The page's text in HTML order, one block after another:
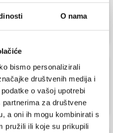
O nama
bismo personalizirali
društvenih medija i
o vašoj upotrebi
za društvene
a oni ih mogu kombinirati s
pružili ili koje su prikupili
glava za konvertibilne i
radijatorske ventile, ugrađeni
glava za radijatorske ventile.
tekućinskim osjetnikom.